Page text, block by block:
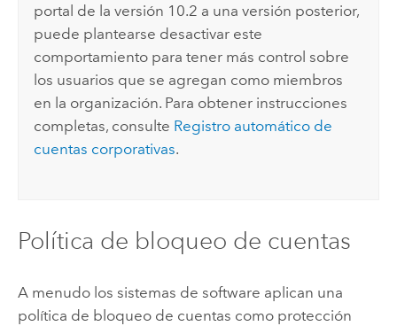
portal de la versión 10.2 a una versión posterior,
puede plantearse desactivar este
comportamiento para tener más control sobre
los usuarios que se agregan como miembros
en la organización. Para obtener instrucciones
completas, consulte Registro automático de
cuentas corporativas.
Política de bloqueo de cuentas
A menudo los sistemas de software aplican una
política de bloqueo de cuentas como protección